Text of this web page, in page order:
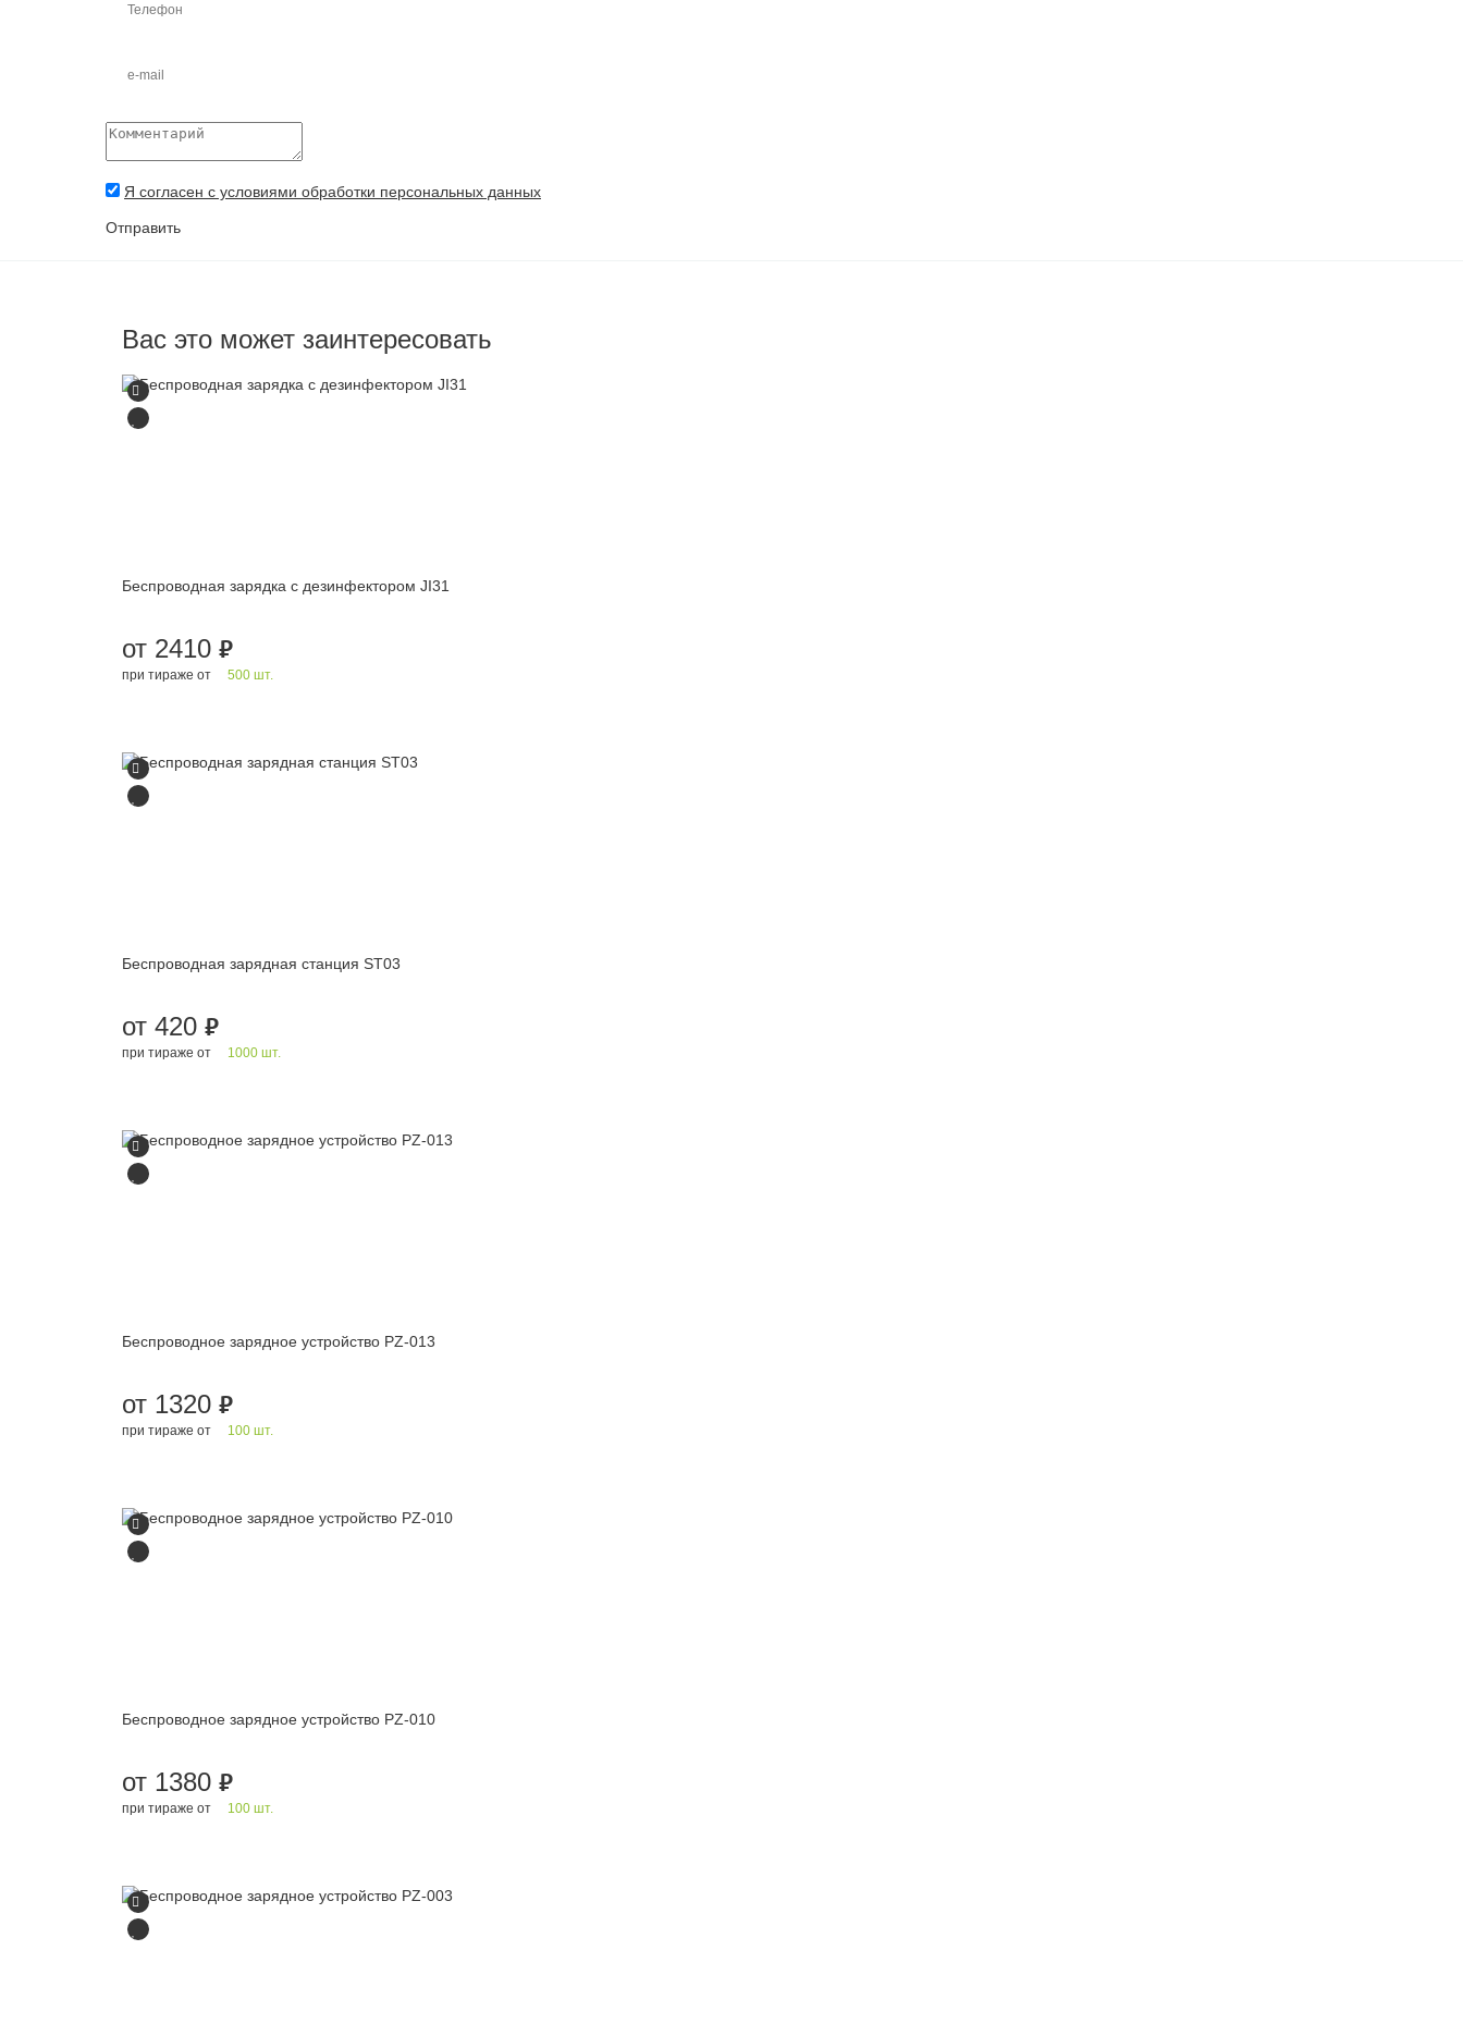
Я согласен с условиями обработки персональных данных
Отправить
Вас это может заинтересовать
Беспроводная зарядка с дезинфектором JI31
от 2410 руб.
при тираже от 500 шт.
Беспроводная зарядная станция ST03
от 420 руб.
при тираже от 1000 шт.
Беспроводное зарядное устройство PZ-013
от 1320 руб.
при тираже от 100 шт.
Беспроводное зарядное устройство PZ-010
от 1380 руб.
при тираже от 100 шт.